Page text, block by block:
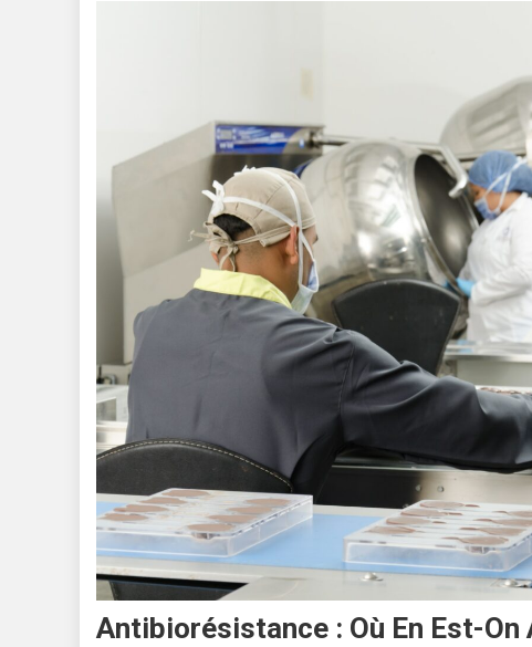
Antibiorésistance : Où En Est-On